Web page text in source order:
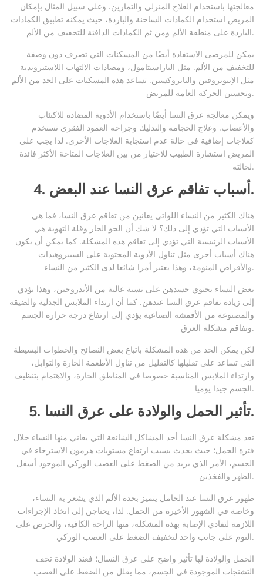
معالجتها باستخدام العلاج المنزلي والتمارين. وعلى سبيل المثال بإمكان
المريض استخدام الكمادات الساخنة والباردة، حيث يمكنه تطبيق الكمادات
الباردة على منطقة الألم ومن ثم الكمادات الدافئة للتخفيف من الألم.
يمكن للمرضى الاستفادة أيضًا من المسكنات التي تصرف دون وصفة
للتخفيف من الألم. مثل الباراسيتامول، ومضادات الالتهاب اللاستيرويدية
مثل الإيبوبروفين والنابروكسين. تساعد هذه المسكنات على الحد من الألم
وتحسين الحركة العامة للمريض.
ويمكن معالجة عرق النسا أيضًا باستخدام الأدوية المضادة للاكتئاب
والأعصاب. وعلاج الحجامة والتدليك وجراحة العمود الفقري تستخدم
كعلاجات إضافية في حالة عدم استجابة العلاجات الأخرى. لذا يجب على
المريض استشارة الطبيب للاختيار من بين العلاجات المتاحة الأكثر فائدة
لحالته.
4. أسباب تفاقم عرق النسا عند البعض.
هناك الكثير من النساء اللواتي يعانين من تفاقم عرق النسا، فما هي
الأسباب التي تؤدي إلى ذلك؟ لا شك أن الجو الحار وقلة التهوية هي
الأسباب الرئيسية التي تؤدي إلى تفاقم هذه المشكلة. كما يمكن أن يكون
هناك أسباب أخرى مثل تناول الأدوية المحتوية على السيبروهيدات
والأقراص المنومة، وهذا يعتبر أمرا شائعا لدى الكثير من النساء.
بعض النساء يحتوي جسدهن على نسبة عالية من الأندروجين، وهذا يؤدي
إلى زيادة تفاقم عرق النسا عندهن. كما أن ارتداء الملابس الجدلية والضيقة
والمصنوعة من الأقمشة الصناعية يؤدي إلى ارتفاع درجة حرارة الجسم
وتفاقم مشكلة العرق.
لكن يمكن الحد من هذه المشكلة باتباع بعض النصائح والخطوات البسيطة
التي تساعد على تقليلها كالتقليل من تناول الأطعمة الحارة والتوابل،
وارتداء الملابس المناسبة خصوصا في المناطق الحارة، والاهتمام بتنظيف
الجسم جيدا يوميا.
5. تأثير الحمل والولادة على عرق النسا.
تعد مشكلة عرق النسا أحد المشاكل الشائعة التي يعاني منها النساء خلال
فترة الحمل؛ حيث يحدث بسبب ارتفاع مستويات هرمون الاسترخاء في
الجسم، الأمر الذي يزيد من الضغط على العصب الوركي الموجود أسفل
الظهر والفخذين.
ظهور عرق النسا عند الحامل يتميز بحدة الألم الذي يشعر به النساء،
وخاصة في الشهور الأخيرة من الحمل. لذا، يحتاجن إلى اتخاذ الإجراءات
اللازمة لتفادي الإصابة بهذه المشكلة، منها الراحة الكافية، والحرص على
النوم على جانب واحد لتخفيف الضغط على العصب الوركي.
الحمل والولادة لها تأثير واضح على عرق النسال؛ فعند الولادة تخف
التشنجات الموجودة في الجسم، مما يقلل من الضغط على العصب